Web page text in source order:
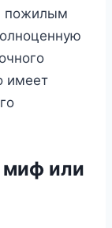
пожилым
имеет
миф или